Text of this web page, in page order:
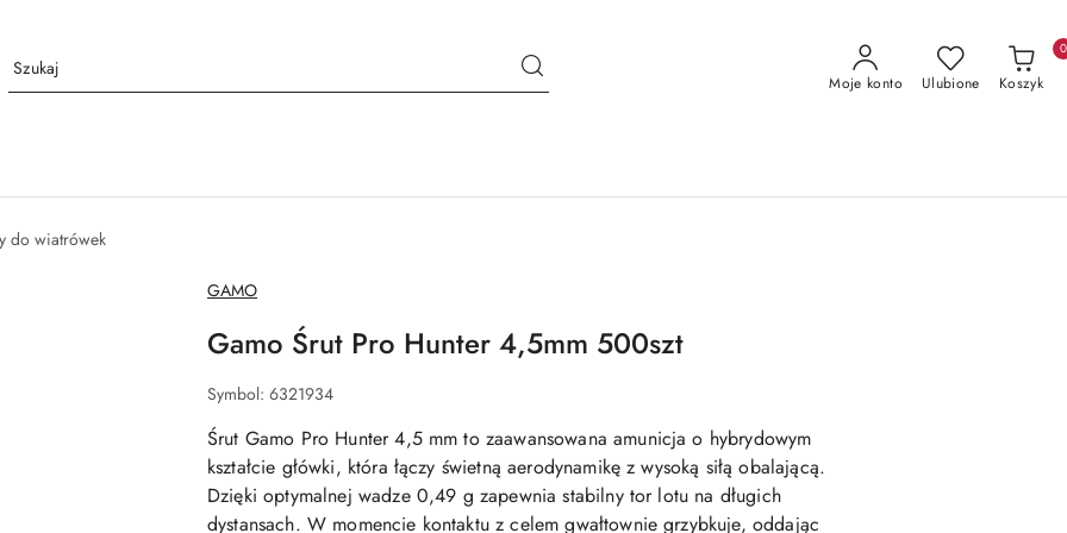
Moje konto Ulubione Koszyk
0
do wiatrówek
NAZWA
PRODUCENTA:
GAMO
Gamo Śrut Pro Hunter 4,5mm 500szt
Symbol: 6321934
Śrut Gamo Pro Hunter 4,5 mm to zaawansowana amunicja o hybrydowym
kształcie główki, która łączy świetną aerodynamikę z wysoką siłą obalającą.
Dzięki optymalnej wadze 0,49 g zapewnia stabilny tor lotu na długich
dystansach. W momencie kontaktu z celem gwałtownie grzybkuje, oddając